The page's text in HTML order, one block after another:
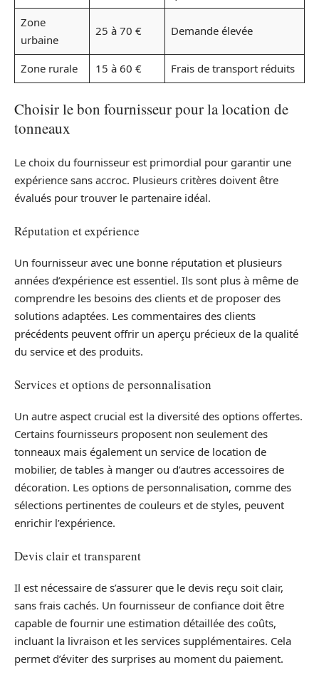
Zone
urbaine
25 à 70 € Demande élevée
Zone rurale 15 à 60 € Frais de transport réduits
Choisir le bon fournisseur pour la location de
tonneaux
Le choix du fournisseur est primordial pour garantir une
expérience sans accroc. Plusieurs critères doivent être
évalués pour trouver le partenaire idéal.
Réputation et expérience
Un fournisseur avec une bonne réputation et plusieurs
années d’expérience est essentiel. Ils sont plus à même de
comprendre les besoins des clients et de proposer des
solutions adaptées. Les commentaires des clients
précédents peuvent offrir un aperçu précieux de la qualité
du service et des produits.
Services et options de personnalisation
Un autre aspect crucial est la diversité des options offertes.
Certains fournisseurs proposent non seulement des
tonneaux mais également un service de location de
mobilier, de tables à manger ou d’autres accessoires de
décoration. Les options de personnalisation, comme des
sélections pertinentes de couleurs et de styles, peuvent
enrichir l’expérience.
Devis clair et transparent
Il est nécessaire de s’assurer que le devis reçu soit clair,
sans frais cachés. Un fournisseur de confiance doit être
capable de fournir une estimation détaillée des coûts,
incluant la livraison et les services supplémentaires. Cela
permet d’éviter des surprises au moment du paiement.